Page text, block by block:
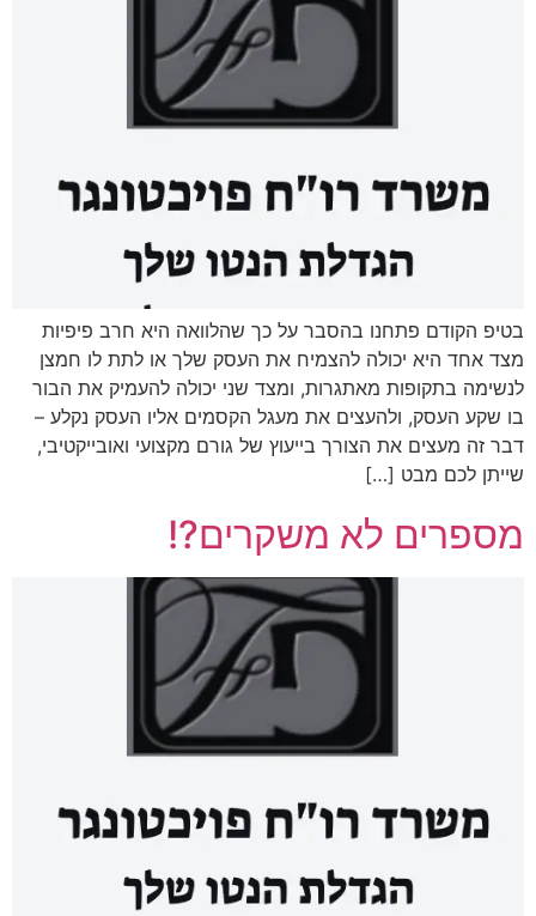
בטיפ הקודם פתחנו בהסבר על כך שהלוואה היא חרב פיפיות
מצד אחד היא יכולה להצמיח את העסק שלך או לתת לו חמצן
לנשימה בתקופות מאתגרות, ומצד שני יכולה להעמיק את הבור
בו שקע העסק, ולהעצים את מעגל הקסמים אליו העסק נקלע –
דבר זה מעצים את הצורך בייעוץ של גורם מקצועי ואובייקטיבי,
שייתן לכם מבט […]
מספרים לא משקרים?!